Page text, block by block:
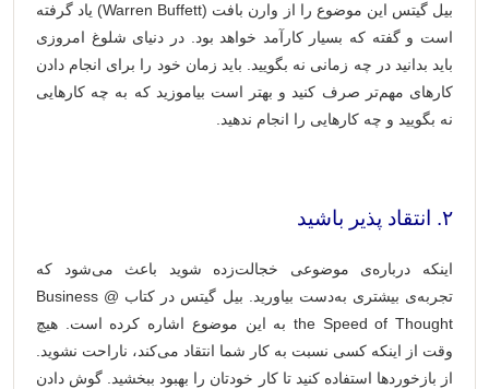
بیل گیتس این موضوع را از وارن بافت (Warren Buffett) یاد گرفته
است و گفته که بسیار کارآمد خواهد بود. در دنیای شلوغ امروزی
باید بدانید در چه زمانی نه بگویید. باید زمان خود را برای انجام دادن
کارهای مهم‌تر صرف کنید و بهتر است بیاموزید که به چه کارهایی
نه بگویید و چه کارهایی را انجام ندهید.
۲. انتقاد پذیر باشید
اینکه درباره‌ی موضوعی خجالت‌زده شوید باعث می‌شود که
تجربه‌ی بیشتری به‌دست بیاورید. بیل گیتس در کتاب Business @
the Speed of Thought به این موضوع اشاره کرده است. هیچ
وقت از اینکه کسی نسبت به کار شما انتقاد می‌کند، ناراحت نشوید.
از بازخوردها استفاده کنید تا کار خودتان را بهبود ببخشید. گوش دادن